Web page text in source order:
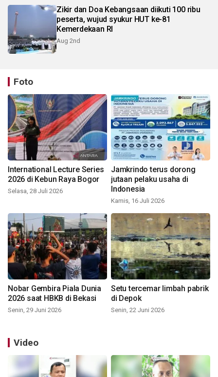
Zikir dan Doa Kebangsaan diikuti 100 ribu
peserta, wujud syukur HUT ke-81
Kemerdekaan RI
Aug 2nd
Foto
International Lecture Series
2026 di Kebun Raya Bogor
Selasa, 28 Juli 2026
Jamkrindo terus dorong
jutaan pelaku usaha di
Indonesia
Kamis, 16 Juli 2026
Nobar Gembira Piala Dunia
2026 saat HBKB di Bekasi
Senin, 29 Juni 2026
Setu tercemar limbah pabrik
di Depok
Senin, 22 Juni 2026
Video